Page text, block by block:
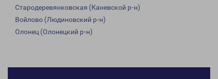
Стародеревянковская (Каневской р-н)
Войлово (Людиновский р-н)
Олонец (Олонецкий р-н)